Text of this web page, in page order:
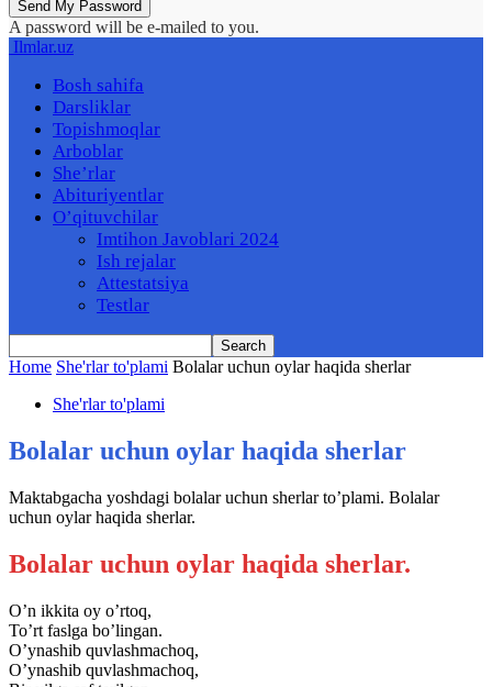
A password will be e-mailed to you.
Ilmlar.uz
Bosh sahifa
Darsliklar
Topishmoqlar
Arboblar
She’rlar
Abituriyentlar
O’qituvchilar
Imtihon Javoblari 2024
Ish rejalar
Attestatsiya
Testlar
Home She'rlar to'plami Bolalar uchun oylar haqida sherlar
She'rlar to'plami
Bolalar uchun oylar haqida sherlar
Maktabgacha yoshdagi bolalar uchun sherlar to’plami. Bolalar
uchun oylar haqida sherlar.
Bolalar uchun oylar haqida sherlar.
O’n ikkita oy o’rtoq,
To’rt faslga bo’lingan.
O’ynashib quvlashmachoq,
O’ynashib quvlashmachoq,